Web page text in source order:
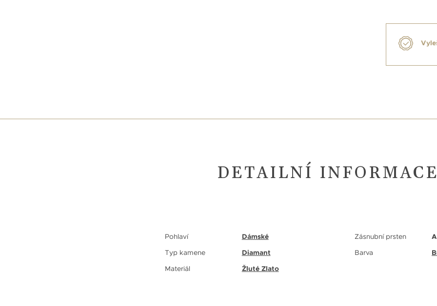
DETAILNÍ INFORMACE
Pohlaví
Dámské
Typ kamene
Diamant
Materiál
Žluté Zlato
Zásnubní prsten
Barva